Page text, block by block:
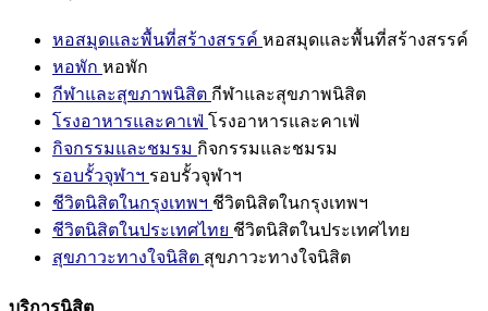
หอสมุดและพื้นที่สร้างสรรค์ หอสมุดและพื้นที่สร้างสรรค์
หอพัก หอพัก
กีฬาและสุขภาพนิสิต กีฬาและสุขภาพนิสิต
โรงอาหารและคาเฟ่ โรงอาหารและคาเฟ่
กิจกรรมและชมรม กิจกรรมและชมรม
รอบรั้วจุฬาฯ รอบรั้วจุฬาฯ
ชีวิตนิสิตในกรุงเทพฯ ชีวิตนิสิตในกรุงเทพฯ
ชีวิตนิสิตในประเทศไทย ชีวิตนิสิตในประเทศไทย
สุขภาวะทางใจนิสิต สุขภาวะทางใจนิสิต